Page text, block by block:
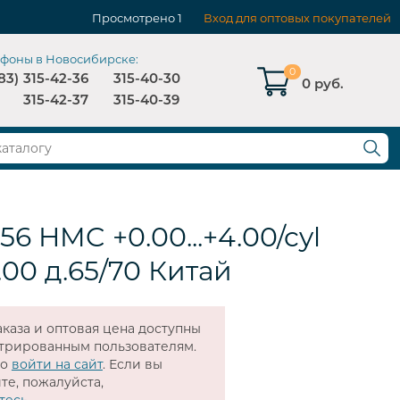
Просмотрено1 Вход для оптовых покупателей
0
0 руб.
в Новосибирске:
315-42-36
315-40-30
315-42-37
315-40-39
HMC +0.00...+4.00/cyl
д.65/70 Китай
и оптовая цена доступны
пользователям.
войти на сайт. Если вы
пожалуйста,